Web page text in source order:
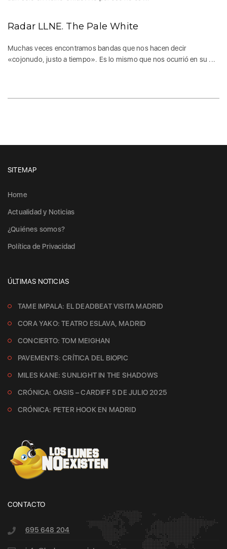
Radar LLNE. The Pale White
Muchas veces encontramos bandas que nos hacen decir
«cojonudo, justo a tiempo». Es lo mismo que nos ocurrió en su ...
SITEMAP
Home
Actualidad y Noticias
¿Quiénes somos?
Política de Privacidad
ÚLTIMAS NOTICIAS
TAME IMPALA: EL DEADBEAT VISITA MADRID
CORA YAKO: TEATRO ESLAVA, MADRID
CONCIERTO: TOM MEIGHAN
PAVEMENTS: CRÍTICA DEL BIOPIC
MILES KANE: SUNLIGHT IN THE SHADOWS
CRÓNICA: OASIS – CARDIFF 5 DE JULIO 2025
CRÓNICA: PETER HOOK EN MADRID
CONTACTO
695 648 204